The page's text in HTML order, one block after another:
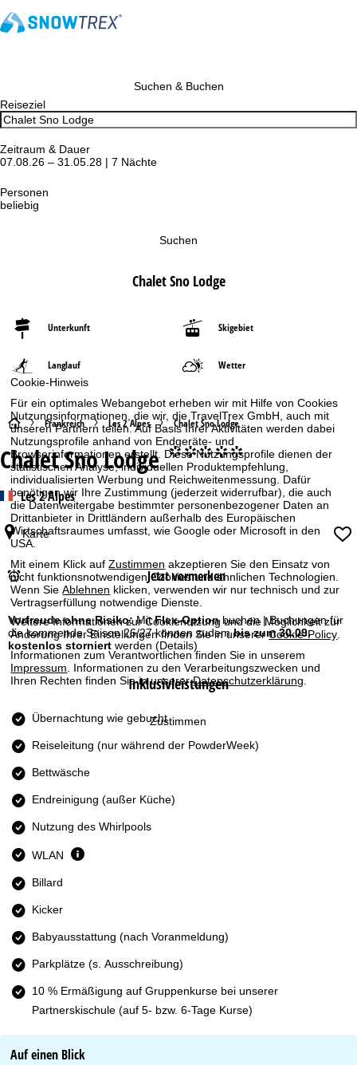
Cookie-Hinweis
Für ein optimales Webangebot erheben wir mit Hilfe von Cookies
Nutzungsinformationen, die wir, die TravelTrex GmbH, auch mit
unseren Partnern teilen. Auf Basis Ihrer Aktivitäten werden dabei
Nutzungsprofile anhand von Endgeräte- und
Browserinformationen erstellt. Diese Nutzungsprofile dienen der
statistischen Analyse, individuellen Produktempfehlung,
individualisierten Werbung und Reichweitenmessung. Dafür
benötigen wir Ihre Zustimmung (jederzeit widerrufbar), die auch
die Datenweitergabe bestimmter personenbezogener Daten an
Drittanbieter in Drittländern außerhalb des Europäischen
Wirtschaftsraumes umfasst, wie Google oder Microsoft in den
USA.
Mit einem Klick aufZustimmen akzeptieren Sie den Einsatz von
nicht funktionsnotwendigen Cookies und ähnlichen Technologien.
Wenn SieAblehnen klicken, verwenden wir nur technisch und zur
Vertragserfüllung notwendige Dienste.
Weitere Informationen zur Cookienutzung und die Möglichkeit zur
Änderung Ihrer Einstellungen finden Sie in unsererCookie-Policy.
Informationen zum Verantwortlichen finden Sie in unserem
Impressum. Informationen zu den Verarbeitungszwecken und
Ihren Rechten finden Sie in unsererDatenschutzerklärung.
Zustimmen
Suchen & Buchen
Reiseziel
Zeitraum & Dauer
07.08.26 – 31.05.28 | 7 Nächte
Personen
beliebig
Suchen
Chalet Sno Lodge
Unterkunft Skigebiet
Langlauf Wetter
S
t
a
r
s
e
i
t
e
Frankreich Les 2 Alpes Chalet Sno Lodge
Chalet Sno Lodge °°°°°
Les 2 Alpes
Karte
Jetzt vormerken
Vorfreude ohne Risiko:MitFlex-Optionbuchen | Buchungen für
die kommende Saison 26/27 können zudembis zum 30.09.
kostenlos storniert werden (Details)
Inklusivleistungen
Übernachtung wie gebucht
Reiseleitung (nur während der PowderWeek)
Bettwäsche
Endreinigung (außer Küche)
Nutzung des Whirlpools
WLAN
Billard
Kicker
Babyausstattung (nach Voranmeldung)
Parkplätze (s. Ausschreibung)
10 % Ermäßigung auf Gruppenkurse bei unserer
Partnerskischule (auf 5- bzw. 6-Tage Kurse)
Auf einen Blick